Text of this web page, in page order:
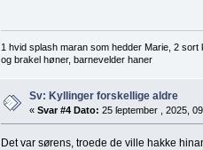
1 hvid splash maran som hedder Marie, 2
og brakel høner, barnevelder haner
Sv: Kyllinger forskellige aldre
« Svar #4 Dato: 25 ſeptember , 2025,
Det var sørens, troede de ville hakke